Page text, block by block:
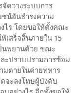
ดวางระบบการ
น์อันธำรงความ
ไร โดยขอให้ตั้งคณะ
เสร็จสิ้นภายใน 15
นพยานด้วย ขณะ
ะปราบปรามการซ้อม
มตายในค่ายทหาร
จะลงโทษผู้บังคับ